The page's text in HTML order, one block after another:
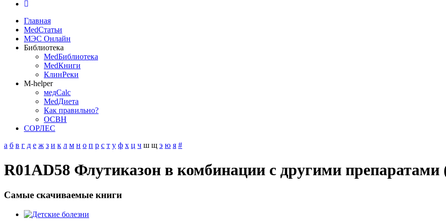
Главная
MedСтатьи
МЭС Онлайн
Библиотека
MedБиблиотека
MedКниги
КлинРеки
M-helper
медCalc
MedДиета
Как правильно?
ОСВН
СОРЛЕС
а б в г д е ж з и к л м н о п р с т у ф х ц ч ш щ э ю я #
R01AD58 Флутиказон в комбинации с другими
Самые скачиваемые книги